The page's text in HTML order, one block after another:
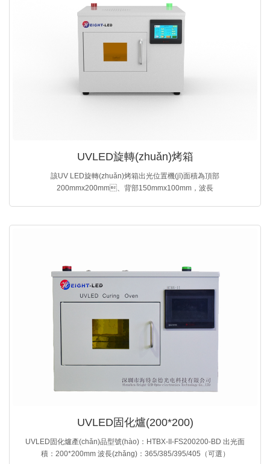
UVLED旋轉(zhuǎn)烤箱
該UV LED旋轉(zhuǎn)烤箱出光位置機(jī)面積為頂部
200mmx200mm、背部150mmx100mm，波長
UVLED固化爐(200*200)
UVLED固化爐產(chǎn)品型號(hào)：HTBX-II-FS200200-BD 出光面
積：200*200mm 波長(zhǎng)：365/385/395/405（可選）